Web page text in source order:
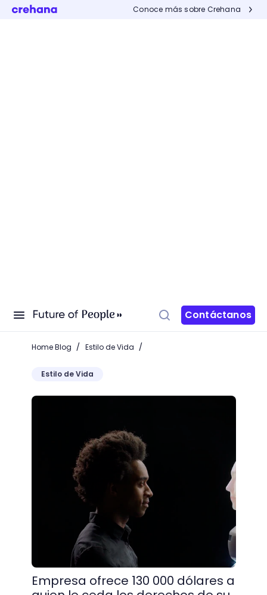
Conoce más sobre Crehana
Contáctanos
Home Blog / Estilo de Vida /
Estilo de Vida
Empresa ofrece 130 000 dólares a quien le ceda
Empresa ofrece 130 000 dólares a